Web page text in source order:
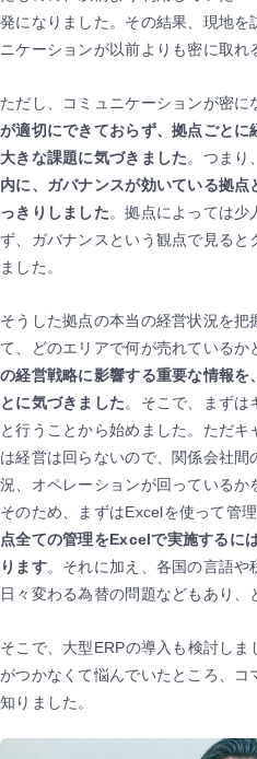
発になりました。その結果、現地を
ニケーションが以前よりも密に取れ
ただし、コミュニケーションが密に
が適切にできておらず、拠点ごとに
大きな課題に気づきました。つまり、
内に、ガバナンスが効いている拠
っきりしました。拠点によっては少
ず、ガバナンスという観点で見る
ました。
そうした拠点の本当の経営状況を把
て、どのエリアで何が売れているか
の経営戦略に影響する重要な情報を
とに気づきました。そこで、まずは
と行うことから始めました。ただ
は経営は回らないので、関係会社
況、オペレーションが回っているか
そのため、まずはExcelを使って管
点全ての管理をExcelで実施するに
ります。それに加え、各国の言語や
日々変わる為替の問題などもあり、
そこで、大型ERPの導入も検討し
がつかなくて悩んでいたところ、
知りました。